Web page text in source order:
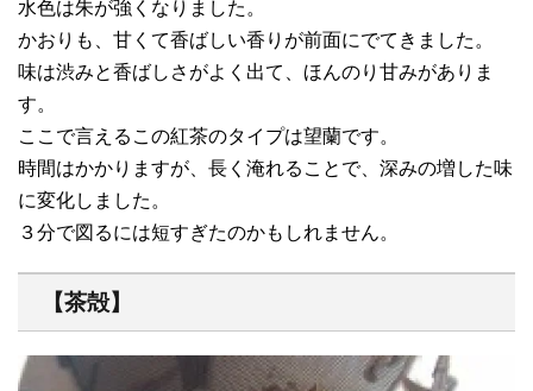
水色は朱が強くなりました。
かおりも、甘くて香ばしい香りが前面にでてきました。
味は渋みと香ばしさがよく出て、ほんのり甘みがありま
す。
ここで言えるこの紅茶のタイプは望蘭です。
時間はかかりますが、長く淹れることで、深みの増した味
に変化しました。
３分で図るには短すぎたのかもしれません。
【茶殻】